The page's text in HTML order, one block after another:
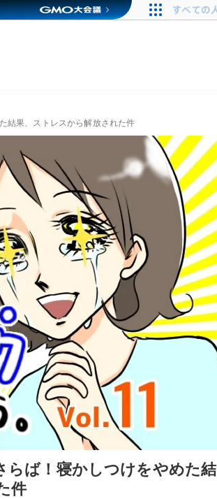
結果、ストレスから解放された件
らば！寝かしつけをやめた結
件